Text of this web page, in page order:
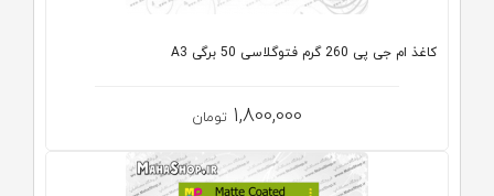
کاغذ ام جی پی 260 گرم فتوگلاسی 50 برگی A3
1,800,000 تومان